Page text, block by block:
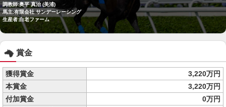
調教師:奥平 真治 (美浦)
馬主:有限会社 サンデーレーシング
生産者:白老ファーム
賞金
獲得賞金
3,220万円
本賞金
3,220万円
付加賞金
0万円